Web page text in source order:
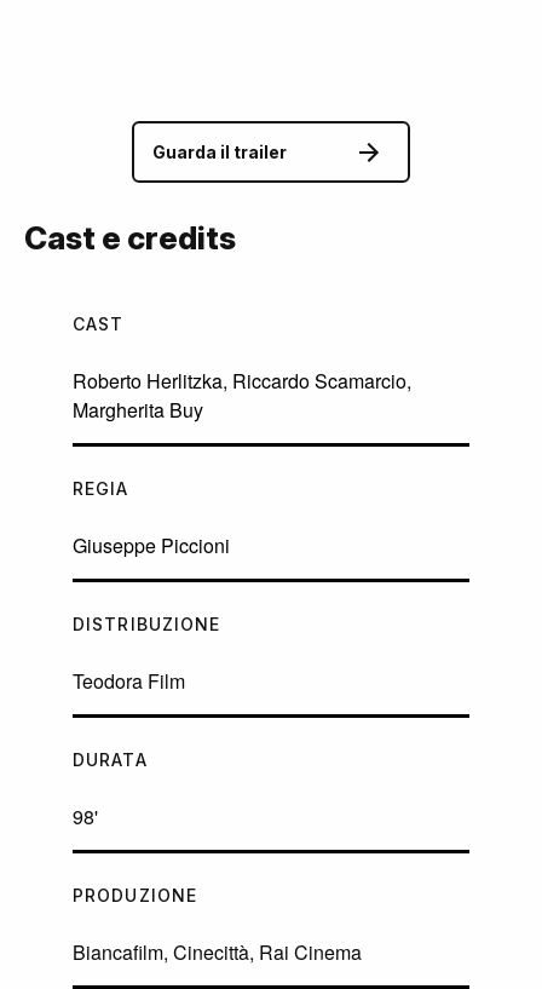
Guarda il trailer
Cast e credits
CAST
Roberto Herlitzka, Riccardo Scamarcio,
Margherita Buy
REGIA
Giuseppe Piccioni
DISTRIBUZIONE
Teodora Film
DURATA
98'
PRODUZIONE
Biancafilm, Cinecittà, Rai Cinema